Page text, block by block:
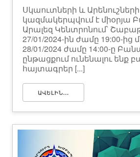
Սկաուտների և
կազմակերպվում է միօրյա
Արալեզ Կենտրոնում՝
27/01/2024-ին ժամը 19:00-ից
28/01/2024 ժամը 14:00-ը
ընթացքում ունենալու ենք
հայտագրեր [...]
ԱՎԵԼԻՆ...